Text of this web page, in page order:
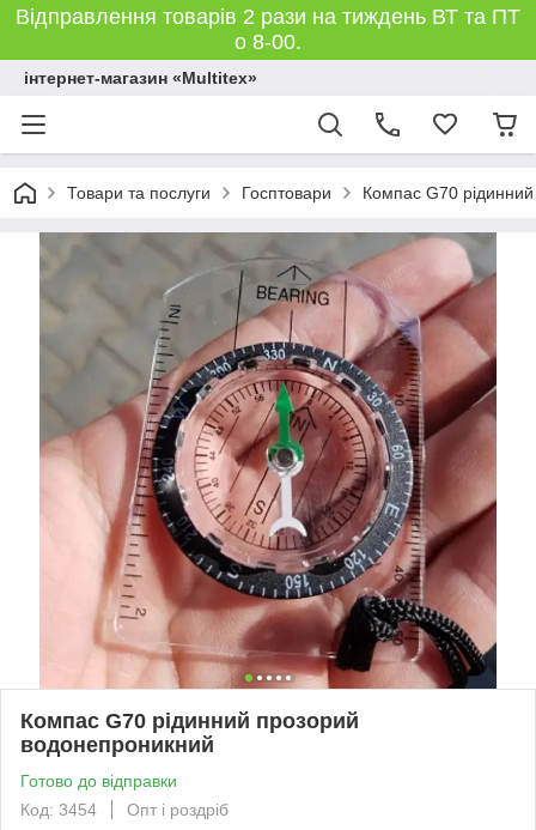
Відправлення товарів 2 рази на тиждень ВТ та ПТ
о 8-00.
інтернет-магазин «Multitex»
Товари та послуги Госптовари Компас G70
Компас G70 рідинний прозорий
водонепроникний
Готово до відправки
Код: 3454
Опт і роздріб